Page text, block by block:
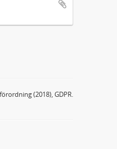
(2018), GDPR.